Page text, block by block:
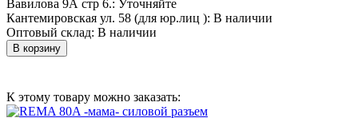
Вавилова 9А стр 6.: Уточняйте
Кантемировская ул. 58 (для юр.лиц ): В наличии
Оптовый склад: В наличии
В корзину
К этому товару можно заказать: